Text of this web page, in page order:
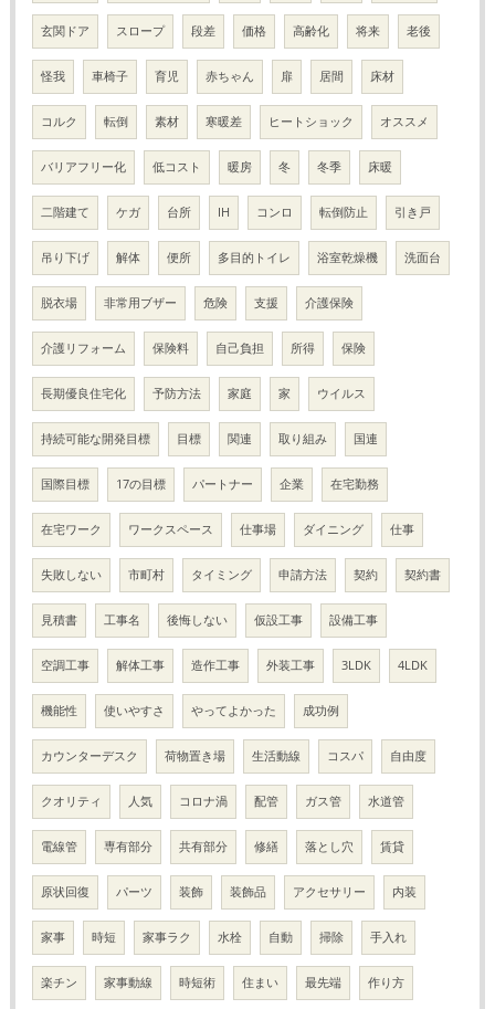
玄関ドア スロープ 段差 価格 高齢化 将来 老後
怪我 車椅子 育児 赤ちゃん 扉 居間 床材
コルク 転倒 素材 寒暖差 ヒートショック オススメ
バリアフリー化 低コスト 暖房 冬 冬季 床暖
二階建て ケガ 台所 IH コンロ 転倒防止 引き戸
吊り下げ 解体 便所 多目的トイレ 浴室乾燥機 洗面台
脱衣場 非常用ブザー 危険 支援 介護保険
介護リフォーム 保険料 自己負担 所得 保険
長期優良住宅化 予防方法 家庭 家 ウイルス
持続可能な開発目標 目標 関連 取り組み 国連
国際目標 17の目標 パートナー 企業 在宅勤務
在宅ワーク ワークスペース 仕事場 ダイニング 仕事
失敗しない 市町村 タイミング 申請方法 契約 契約書
見積書 工事名 後悔しない 仮設工事 設備工事
空調工事 解体工事 造作工事 外装工事 3LDK 4LDK
機能性 使いやすさ やってよかった 成功例
カウンターデスク 荷物置き場 生活動線 コスパ 自由度
クオリティ 人気 コロナ渦 配管 ガス管 水道管
電線管 専有部分 共有部分 修繕 落とし穴 賃貸
原状回復 パーツ 装飾 装飾品 アクセサリー 内装
家事 時短 家事ラク 水栓 自動 掃除 手入れ
楽チン 家事動線 時短術 住まい 最先端 作り方